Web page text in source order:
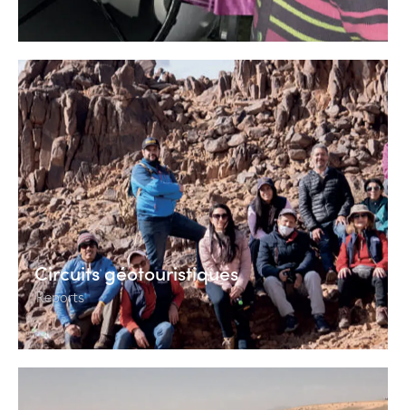
Circuits géotouristiques
Reports